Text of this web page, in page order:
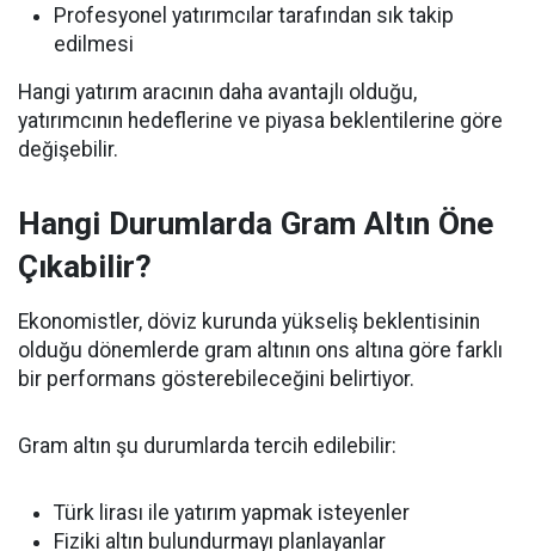
Profesyonel yatırımcılar tarafından sık takip
edilmesi
Hangi yatırım aracının daha avantajlı olduğu,
yatırımcının hedeflerine ve piyasa beklentilerine göre
değişebilir.
Hangi Durumlarda Gram Altın Öne
Çıkabilir?
Ekonomistler, döviz kurunda yükseliş beklentisinin
olduğu dönemlerde gram altının ons altına göre farklı
bir performans gösterebileceğini belirtiyor.
Gram altın şu durumlarda tercih edilebilir:
Türk lirası ile yatırım yapmak isteyenler
Fiziki altın bulundurmayı planlayanlar